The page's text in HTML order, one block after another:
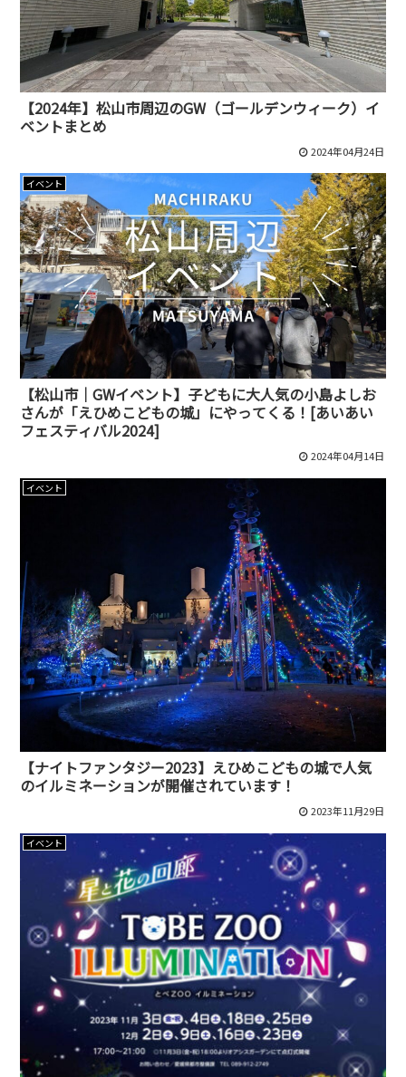
【2024年】松山市周辺のGW（ゴールデンウィーク）イ
ベントまとめ
2024年04月24日
イベント
【松山市｜GWイベント】子どもに大人気の小島よしお
さんが「えひめこどもの城」にやってくる！[あいあい
フェスティバル2024]
2024年04月14日
イベント
【ナイトファンタジー2023】えひめこどもの城で人気
のイルミネーションが開催されています！
2023年11月29日
イベント